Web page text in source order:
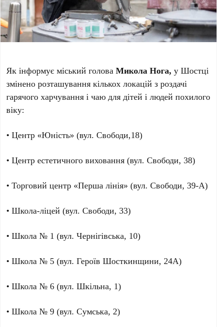
Як інформує міський головаМикола Нога, у Шостці
змінено розташування кількох локацій з роздачі
гарячого харчування і чаю для дітей і людей похилого
віку:
• Центр «Юність» (вул. Свободи,18)
• Центр естетичного виховання (вул. Свободи, 38)
• Торговий центр «Перша лінія» (вул. Свободи, 39-А)
• Школа-ліцей (вул. Свободи, 33)
• Школа № 1 (вул. Чернігівська, 10)
• Школа № 5 (вул. Героїв Шосткинщини, 24А)
• Школа № 6 (вул. Шкільна, 1)
• Школа № 9 (вул. Сумська, 2)